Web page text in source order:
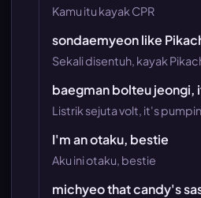
Kamu itu kayak CPR
sondaemyeon like
Sekali disentuh, kayak
baegman bolteu jeongi,
Listrik sejuta volt, it's
I'm an otaku, bestie
Aku ini otaku, bestie
michyeo that candy's